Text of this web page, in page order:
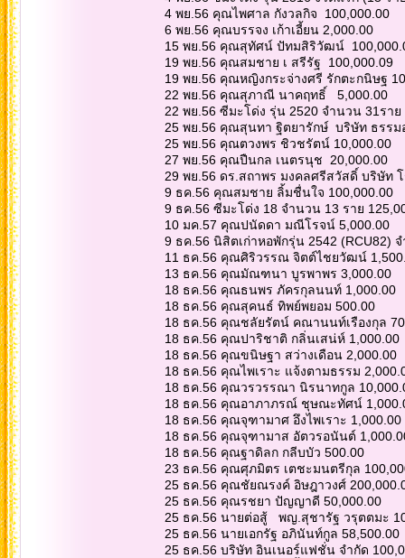
4 พย.56 คุณไพศาล กังวลกิจ 100,000.00
6 พย.56 คุณบรรจง เก้าเอี้ยน 2,000.00
15 พย.56 คุณสุทัศน์ ปัทมสิริวัฒน์
19 พย.56 คุณสมชาย เ สรีรัฐ 100,000.09
19 พย.56 คุณหญิงกระจ่างศรี รักตะกนิษฐ
22 พย.56 คุณสุภาณี นาคฤทธิ์ 5,000.00
22 พย.56 ซีมะโด่ง รุ่น 2520 จำนวน 31รา
25 พย.56 คุณสุนทา ฐิตยารักษ์ บริษัท ธรรม
25 พย.56 คุณตวงพร ชิวชรัตน์ 10,000.00
27 พย.56 คุณปืนกล เนตรนุช 20,000.00
29 พย.56 ดร.สถาพร มงคลศรีสวัสดิ์ บริษัท
9 ธค.56 คุณสมชาย ลิ้มชื่นใจ 100,000.00
9 ธค.56 ซีมะโด่ง 18 จำนวน 13 ราย
10 มค.57 คุณปนัดดา มณีโรจน์ 5,000.00
9 ธค.56 นิสิตเก่าหอพักรุ่น 2542 (RCU82)
11 ธค.56 คุณศิริวรรณ จิตต์ไชยวัฒน์
13 ธค.56 คุณมัณฑนา บูรพาพร 3,000.00
18 ธค.56 คุณธนพร ภัครกุลนนท์ 1,000.00
18 ธค.56 คุณสุคนธ์ ทิพย์พยอม 500.00
18 ธค.56 คุณชลัยรัตน์ คณานนท์เรืองกุล
18 ธค.56 คุณปาริชาติ กลิ่นเสน่ห์ 1,000.00
18 ธค.56 คุณขนิษฐา สว่างเดือน 2,000.00
18 ธค.56 คุณไพเราะ แจ้งตามธรรม
18 ธค.56 คุณวรวรรณา นิรนาทกูล
18 ธค.56 คุณอาภาภรณ์ ชุษณะทัศน์
18 ธค.56 คุณจุฑามาศ อึงไพเราะ 1,000.00
18 ธค.56 คุณจุฑามาส อัตวรอนันต์
18 ธค.56 คุณฐาดิลก กลีบบัว 500.00
23 ธค.56 คุณศุภมิตร เตชะมนตรีกุล
25 ธค.56 คุณชัยณรงค์ อิษฎาวงศ์
25 ธค.56 คุณรชยา ปัญญาดี 50,000.00
25 ธค.56 นายต่อสู้ พญ.สุชารัฐ วรุตตมะ
25 ธค.56 นายเอกรัฐ อภินันท์กูล 58,500.00
25 ธค.56 บริษัท อินเนอร์แฟชั่น จำกัด